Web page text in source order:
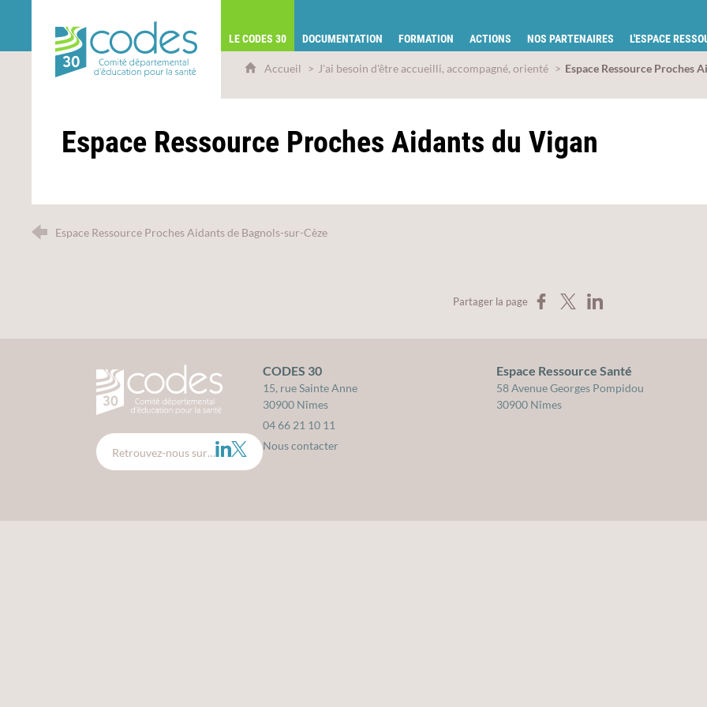
LE CODES 30 DOCUMENTATION FORMATION ACTIONS NOS PARTENAIRES L'ESPACE
Accueil J'ai besoin d'être accueilli, accompagné, orienté Espace Ressource Proches
Espace Ressource Proches Aidants du Vigan
Espace Ressource Proches Aidants de Bagnols-sur-Cèze
Partager la page Partager sur Facebook
Partager sur XPartager sur LinkedIn
CODES 30 - Comité Départemental d'éducation pour la santé du Gard
Retrouvez-nous sur… LinkedIn
Twitter
CODES 30
15, rue Sainte Anne
30900 Nîmes
04 66 21 10 11
Nous contacter
Espace Ressource Santé
58 Avenue Georges Pompidou
30900 Nîmes